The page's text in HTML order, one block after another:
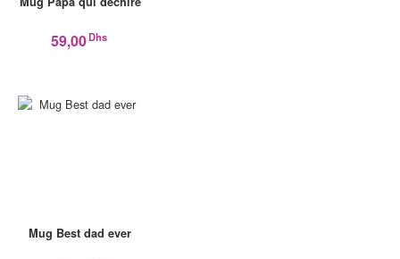
59,00Dhs
Mug Best dad ever